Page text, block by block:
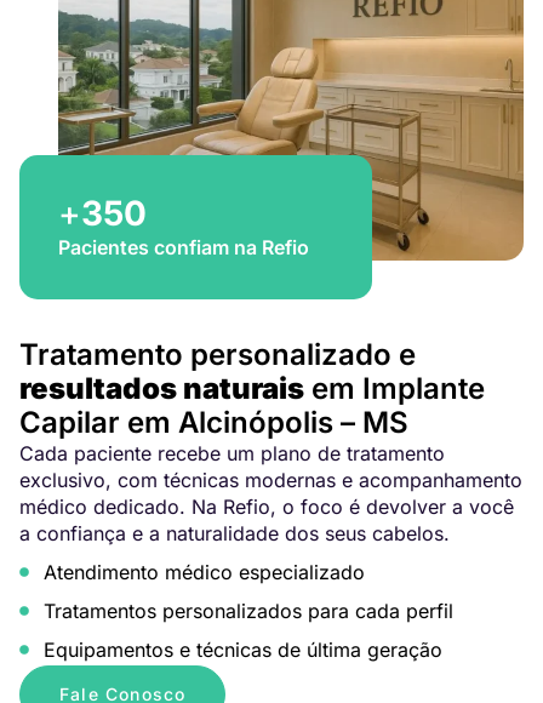
+350
Pacientes confiam na Refio
Tratamento personalizado e
resultados naturais em Implante
Capilar em Alcinópolis – MS
Cada paciente recebe um plano de tratamento
exclusivo, com técnicas modernas e acompanhamento
médico dedicado. Na Refio, o foco é devolver a você
a confiança e a naturalidade dos seus cabelos.
Atendimento médico especializado
Tratamentos personalizados para cada perfil
Equipamentos e técnicas de última geração
Fale Conosco